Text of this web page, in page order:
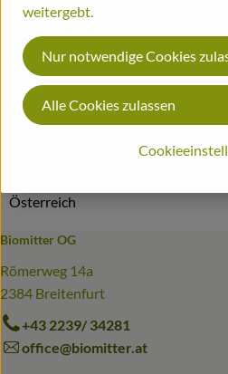
Produktinformationen
Österreich
Biomitter OG
Römerweg 14a
2384 Breitenfurt
+43 2239/ 34281
office@biomitter.at
weitergebt.
Nur notwendige Cookies
Alle Cookies zulassen